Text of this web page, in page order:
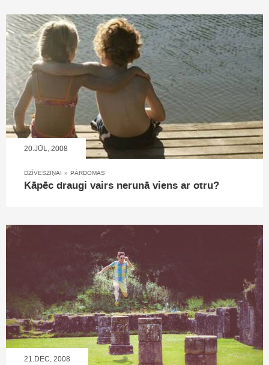
20.JŪL, 2008
DZĪVESZIŅAI » PĀRDOMAS
Kāpēc draugi vairs nerunā viens ar otru?
21.DEC, 2008